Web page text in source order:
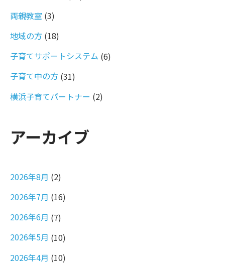
両親教室 (3)
地域の方 (18)
子育てサポートシステム (6)
子育て中の方 (31)
横浜子育てパートナー (2)
アーカイブ
2026年8月 (2)
2026年7月 (16)
2026年6月 (7)
2026年5月 (10)
2026年4月 (10)